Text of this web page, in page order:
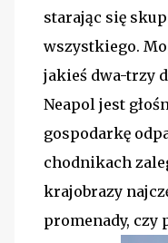
starając się
wszystkiego.
jakieś dwa-trzy
Neapol jest
gospodarkę
chodnikach
krajobrazy
promenady, czy